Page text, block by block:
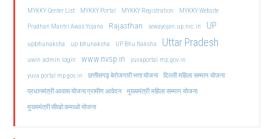
MYKKY Center List
MYKKY Portal MYKKY Registration
MYKKY Website
Pradhan Mantri Awas Yojana
Rajasthan sewayojan.up.nic.in UP
upbhunaksha up bhunaksha UP Bhu Naksha Uttar Pradesh
uwin admin login www.nvsp.in
yuvaportal.mp.gov.in
yuva portal mp gov.in
छत्तीसगढ़ बेरोजगारी भत्ता योजना दिल्ली महिला सम्मान योजना
प्रधानमंत्री आवास योजना ग्रामीण आवेदन मुख्यमंत्री महिला सम्मान योजना
मुख्यमंत्री सीखो कमाओ योजना